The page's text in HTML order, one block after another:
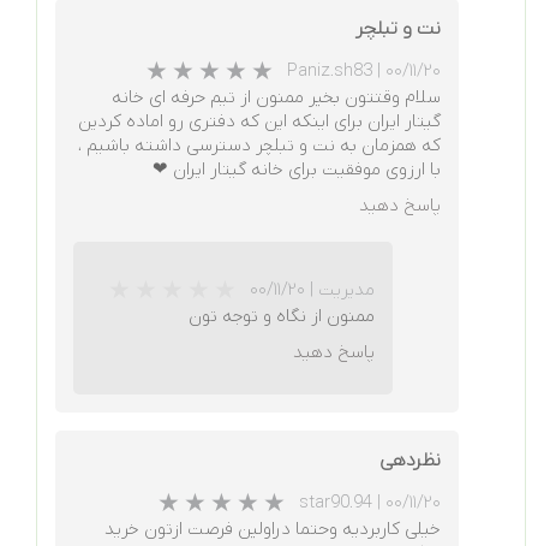
★
نت و تبلچر
Paniz.sh83 | ۰۰/۱۱/۲۰
سلام وقتتون بخیر ممنون از تیم حرفه ای خانه
گیتار ایران برای اینکه این که دفتری رو اماده کردین
که همزمان به نت و تبلچر دسترسی داشته باشیم ،
با ارزوی موفقیت برای خانه گیتار ایران ❤
پاسخ دهید
مدیریت | ۰۰/۱۱/۲۰
ممنون از نگاه و توجه تون
پاسخ دهید
نظردهی
star90.94 | ۰۰/۱۱/۲۰
خیلی کاربردیه وحتما دراولین فرصت ازتون خرید